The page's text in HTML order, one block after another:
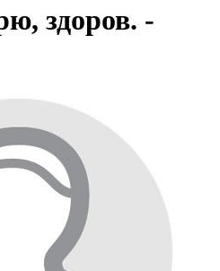
здоров. -